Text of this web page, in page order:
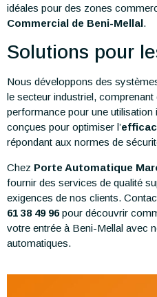
idéales pour des zones
Commercial de Beni-Mellal.
Solutions pour
Nous développons des
le secteur industriel,
performance pour une
conçues pour optimiser l’
répondant aux normes de
Chez Porte Automatique
fournir des services de qualité
exigences de nos clients.
61 38 49 96pour découvrir
votre entrée à Beni-Mellal avec
automatiques.